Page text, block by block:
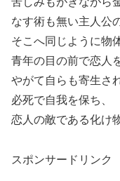
なす術も無い主人公
そこへ同じように物
青年の目の前で恋人
やがて自らも寄生さ
必死で自我を保ち、
恋人の敵である化け
スポンサードリンク